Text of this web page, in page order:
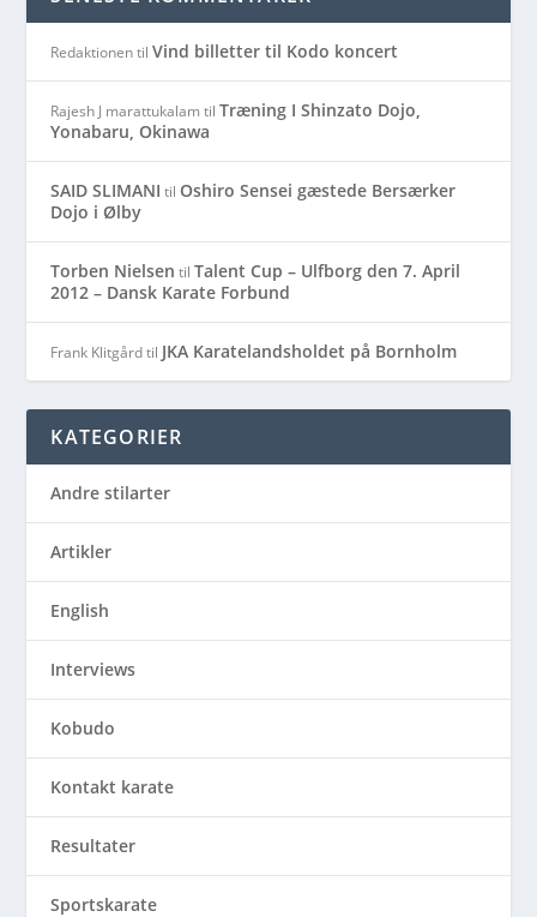
RedaktionentilVind billetter til Kodo koncert
Rajesh J marattukalamtilTræning I Shinzato Dojo,
Yonabaru, Okinawa
SAID SLIMANI til Oshiro Sensei gæstede Bersærker
Dojo i Ølby
Torben Nielsen tilTalent Cup – Ulfborg den 7. April
2012 – Dansk Karate Forbund
Frank Klitgårdtil JKA Karatelandsholdet på Bornholm
KATEGORIER
Andre stilarter
Artikler
English
Interviews
Kobudo
Kontakt karate
Resultater
Sportskarate